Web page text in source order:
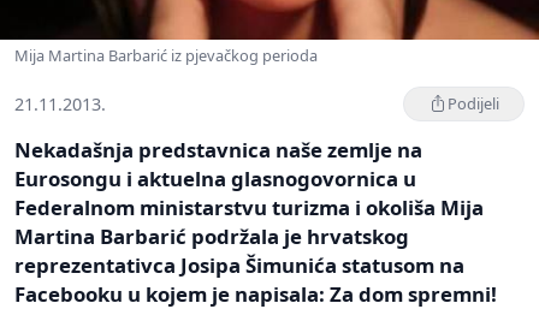
Mija Martina Barbarić iz pjevačkog perioda
21.11.2013. Podijeli
Nekadašnja predstavnica naše zemlje na
Eurosongu i aktuelna glasnogovornica u
Federalnom ministarstvu turizma i okoliša Mija
Martina Barbarić podržala je hrvatskog
reprezentativca Josipa Šimunića statusom na
Facebooku u kojem je napisala: Za dom spremni!